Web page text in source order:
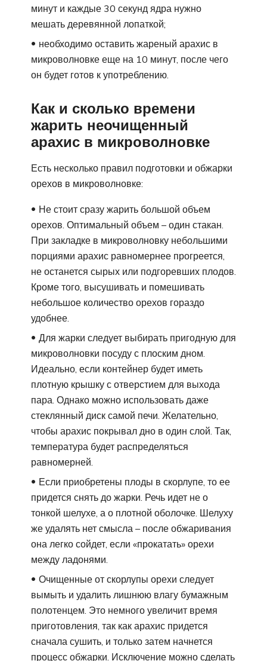
минут и каждые 30 секунд ядра нужно
мешать деревянной лопаткой;
необходимо оставить жареный арахис в
микроволновке еще на 10 минут, после чего
он будет готов к употреблению.
Как и сколько времени
жарить неочищенный
арахис в микроволновке
Есть несколько правил подготовки и обжарки
орехов в микроволновке:
Не стоит сразу жарить большой объем
орехов. Оптимальный объем – один стакан.
При закладке в микроволновку небольшими
порциями арахис равномернее прогреется,
не останется сырых или подгоревших плодов.
Кроме того, высушивать и помешивать
небольшое количество орехов гораздо
удобнее.
Для жарки следует выбирать пригодную для
микроволновки посуду с плоским дном.
Идеально, если контейнер будет иметь
плотную крышку с отверстием для выхода
пара. Однако можно использовать даже
стеклянный диск самой печи. Желательно,
чтобы арахис покрывал дно в один слой. Так,
температура будет распределяться
равномерней.
Если приобретены плоды в скорлупе, то ее
придется снять до жарки. Речь идет не о
тонкой шелухе, а о плотной оболочке. Шелуху
же удалять нет смысла – после обжаривания
она легко сойдет, если «прокатать» орехи
между ладонями.
Очищенные от скорлупы орехи следует
вымыть и удалить лишнюю влагу бумажным
полотенцем. Это немного увеличит время
приготовления, так как арахис придется
сначала сушить, и только затем начнется
процесс обжарки. Исключение можно сделать